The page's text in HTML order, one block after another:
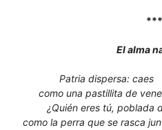
***
El alma
Patria
como una pastillita de
¿Quién eres tú,
como la perra que se rasca